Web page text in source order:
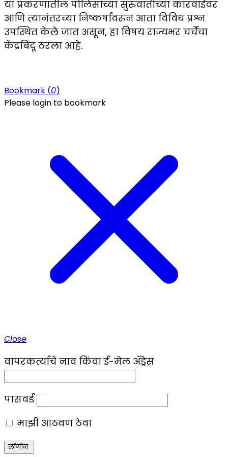
या प्रकरणातील पोलिसांच्या सुरुवातीच्या कारवाईवर
आणि त्यानंतरच्या निष्कर्षांवरून आता विविध प्रश्न
उपस्थित केले जात असून, हा विषय राज्यभर चर्चेचा
केंद्रबिंदू ठरला आहे.
Bookmark (0)
Please login to bookmark
Close
वापरकर्त्याचे नाव किंवा ई-मेल ॲड्रेस
पासवर्ड
माझी आठवण ठेवा